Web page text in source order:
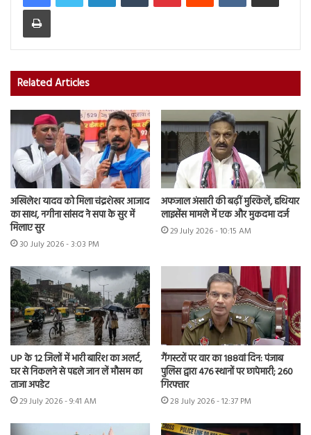
Print
Related Articles
अखिलेश यादव को मिला चंद्रशेखर आजाद
का साथ, नगीना सांसद ने सपा के सुर में
मिलाए सुर
30 July 2026 - 3:03 PM
अफजाल अंसारी की बढ़ीं मुश्किलें, हथियार
लाइसेंस मामले में एक और मुकदमा दर्ज
29 July 2026 - 10:15 AM
UP के 12 जिलों में भारी बारिश का अलर्ट,
घर से निकलने से पहले जान लें मौसम का
ताजा अपडेट
29 July 2026 - 9:41 AM
गैंगस्टरों पर वार का 188वां दिन: पंजाब
पुलिस द्वारा 476 स्थानों पर छापेमारी; 260
गिरफ्तार
28 July 2026 - 12:37 PM